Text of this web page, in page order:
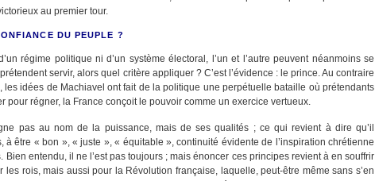
au premier tour.
DU PEUPLE ?
régime politique ni d’un système électoral, l’un et l’autre peuvent néanmoins se
servir, alors quel critère appliquer ? C’est l’évidence : le prince. Au contraire
les idées de Machiavel ont fait de la politique une perpétuelle bataille où prétendants
pour régner, la France conçoit le pouvoir comme un exercice vertueux.
pas au nom de la puissance, mais de ses qualités ; ce qui revient à dire qu’il
à être « bon », « juste », « équitable », continuité évidente de l’inspiration chrétienne
entendu, il ne l’est pas toujours ; mais énoncer ces principes revient à en souffrir
les rois, mais aussi pour la Révolution française, laquelle, peut-être même sans s’en